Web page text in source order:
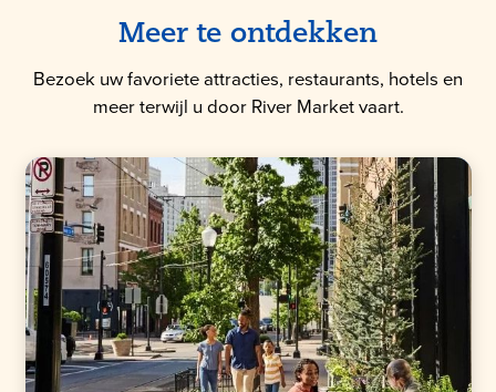
Meer te ontdekken
Bezoek uw favoriete attracties, restaurants, hotels en
meer terwijl u door River Market vaart.